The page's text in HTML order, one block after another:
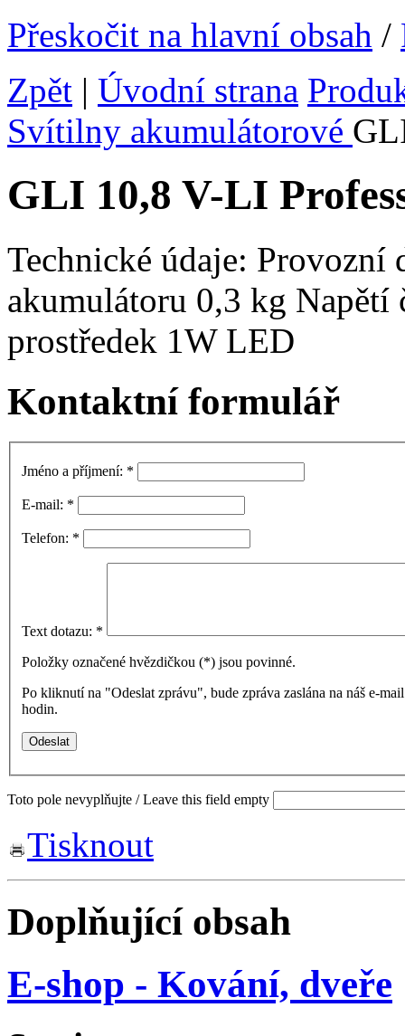
Přeskočit na hlavní obsah /
Zpět | Úvodní strana
Svítilny akumulátorové
GLI 10,8 V-LI
Technické údaje: Provozní
akumulátoru 0,3 kg
prostředek 1W LED
Kontaktní formulář
Jméno a příjmení: *
E-mail: *
Telefon: *
Text dotazu: *
Položky označené hvězdičkou (*) jsou povinné.
Po kliknutí na "Odeslat zprávu", bude zpráva zaslána na náš e-
hodin.
Toto pole nevyplňujte / Leave this field empty
Tisknout
Doplňující obsah
E-shop - Kování, dveře